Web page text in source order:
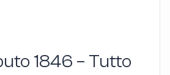
1846 – Tutto